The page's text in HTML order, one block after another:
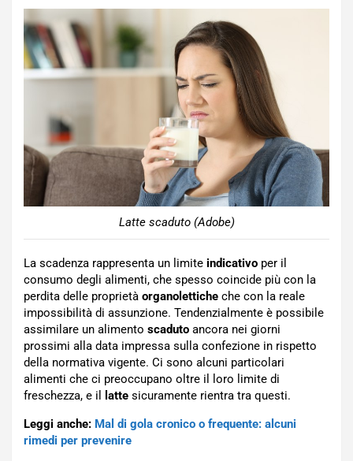
Latte scaduto (Adobe)
La scadenza rappresenta un limite indicativo per il
consumo degli alimenti, che spesso coincide più con la
perdita delle proprietà organolettiche che con la reale
impossibilità di assunzione. Tendenzialmente è possibile
assimilare un alimento scaduto ancora nei giorni
prossimi alla data impressa sulla confezione in rispetto
della normativa vigente. Ci sono alcuni particolari
alimenti che ci preoccupano oltre il loro limite di
freschezza, e il
latte sicuramente rientra tra questi.
Leggi anche: Mal di gola cronico o frequente: alcuni
rimedi per prevenire